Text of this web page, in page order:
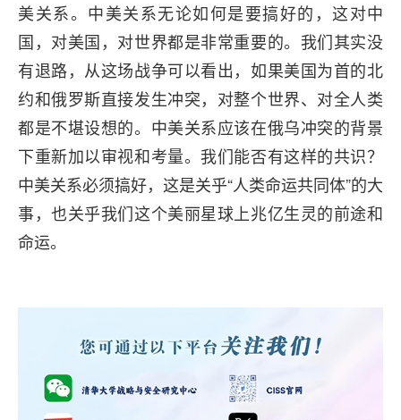
美关系。中美关系无论如何是要搞好的，这对中
国，对美国，对世界都是非常重要的。我们其实没
有退路，从这场战争可以看出，如果美国为首的北
约和俄罗斯直接发生冲突，对整个世界、对全人类
都是不堪设想的。中美关系应该在俄乌冲突的背景
下重新加以审视和考量。我们能否有这样的共识？
中美关系必须搞好，这是关乎“人类命运共同体”的大
事，也关乎我们这个美丽星球上兆亿生灵的前途和
命运。